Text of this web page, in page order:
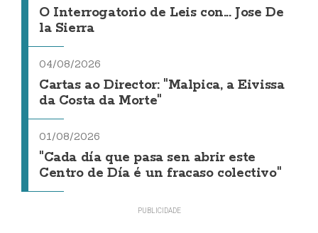
O Interrogatorio de Leis con... Jose De
la Sierra
04/08/2026
Cartas ao Director: "Malpica, a Eivissa
da Costa da Morte"
01/08/2026
"Cada día que pasa sen abrir este
Centro de Día é un fracaso colectivo"